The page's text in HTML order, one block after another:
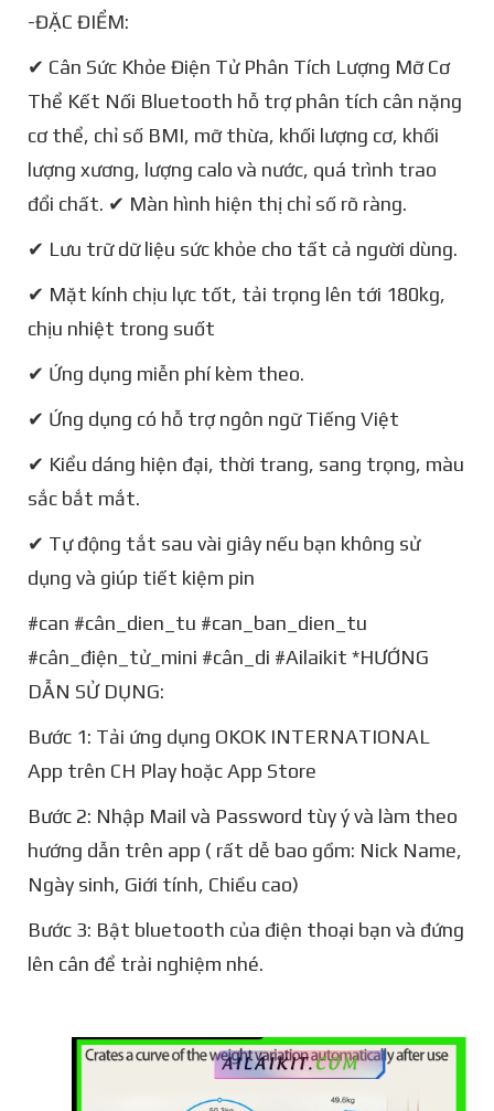
-ĐẶC ĐIỂM:
✔ Cân Sức Khỏe Điện Tử Phân Tích Lượng Mỡ Cơ
Thể Kết Nối Bluetooth hỗ trợ phân tích cân nặng
cơ thể, chỉ số BMI, mỡ thừa, khối lượng cơ, khối
lượng xương, lượng calo và nước, quá trình trao
đổi chất. ✔ Màn hình hiện thị chỉ số rõ ràng.
✔ Lưu trữ dữ liệu sức khỏe cho tất cả người dùng.
✔ Mặt kính chịu lực tốt, tải trọng lên tới 180kg,
chịu nhiệt trong suốt
✔ Ứng dụng miễn phí kèm theo.
✔ Ứng dụng có hỗ trợ ngôn ngữ Tiếng Việt
✔ Kiểu dáng hiện đại, thời trang, sang trọng, màu
sắc bắt mắt.
✔ Tự động tắt sau vài giây nếu bạn không sử
dụng và giúp tiết kiệm pin
#can #cân_dien_tu #can_ban_dien_tu
#cân_điện_tử_mini #cân_di #Ailaikit *HƯỚNG
DẪN SỬ DỤNG:
Bước 1: Tải ứng dụng OKOK INTERNATIONAL
App trên CH Play hoặc App Store
Bước 2: Nhập Mail và Password tùy ý và làm theo
hướng dẫn trên app ( rất dễ bao gồm: Nick Name,
Ngày sinh, Giới tính, Chiều cao)
Bước 3: Bật bluetooth của điện thoại bạn và đứng
lên cân để trải nghiệm nhé.